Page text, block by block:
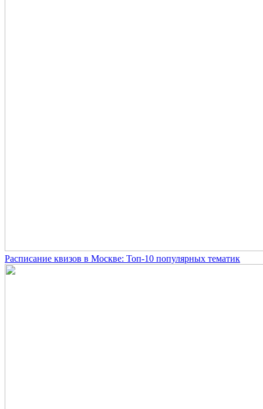
Расписание квизов в Москве: Топ-10 популярных тематик